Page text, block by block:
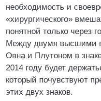
необходимость и
«хирургического»
понятной только через
Между двумя высшими
Овна и Плутоном в
2014 году будет
который почувствуют
этих двух знаков.